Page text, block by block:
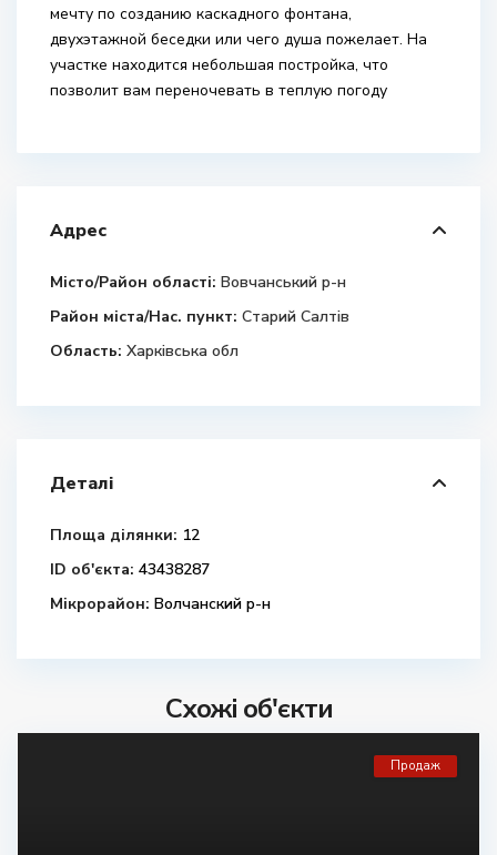
мечту по созданию каскадного фонтана,
двухэтажной беседки или чего душа пожелает. На
участке находится небольшая постройка, что
позволит вам переночевать в теплую погоду
Адрес
Місто/Район області: Вовчанський р-н
Район міста/Нас. пункт: Старий Салтів
Область: Харківська обл
Деталі
Площа ділянки: 12
ID об'єкта: 43438287
Мікрорайон: Волчанский р-н
Схожі об'єкти
Продаж